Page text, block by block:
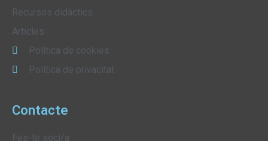
Recursos didàctics
Articles
Política de cookies
Política de privacitat
Contacte
Fes-te soci/a